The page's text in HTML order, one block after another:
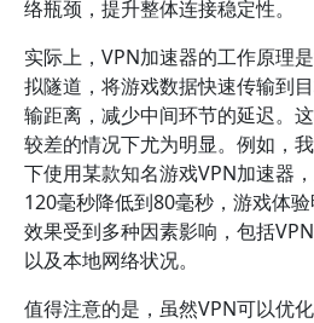
络瓶颈，提升整体连接稳定性。
实际上，VPN加速器的工作原理
拟隧道，将游戏数据快速传输到
输距离，减少中间环节的延迟。
较差的情况下尤为明显。例如，
下使用某款知名游戏VPN加速器
120毫秒降低到80毫秒，游戏体
效果受到多种因素影响，包括
以及本地网络状况。
值得注意的是，虽然VPN可以优